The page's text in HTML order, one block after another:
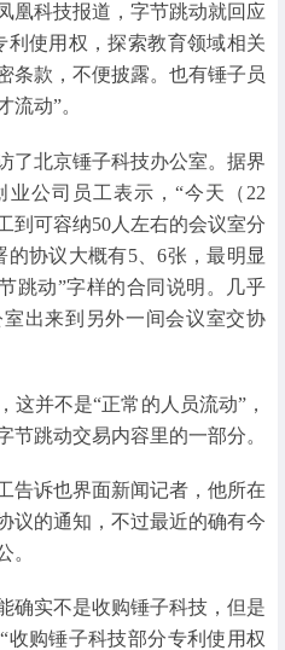
凰科技报道，字节跳动就回应
利使用权，探索教育领域相关
条款，不便披露。也有锤子员
流动”。
了北京锤子科技办公室。据界
公司员工表示，“今天（22
到可容纳50人左右的会议室分
协议大概有5、6张，最明显
跳动”字样的合同说明。几乎
出来到另外一间会议室交协
这并不是“正常的人员流动”，
节跳动交易内容里的一部分。
告诉也界面新闻记者，他所在
议的通知，不过最近的确有今
。
确实不是收购锤子科技，但是
收购锤子科技部分专利使用权